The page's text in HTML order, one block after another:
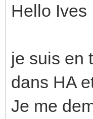
Hello Ives
je suis en
dans HA
Je me